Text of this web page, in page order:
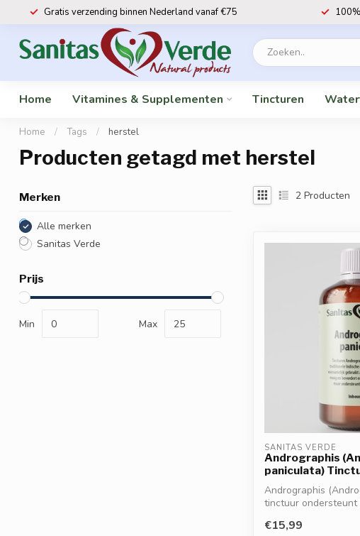
Gratis verzending binnen Nederland vanaf €75
Home Vitamines & Supplementen Tincturen
Home / Tags / herstel
Producten getagd met herstel
Merken
Alle merken
Sanitas Verde
Prijs
Min Max
2 Producten
SANITAS VERDE
Andrographis
paniculata)
Andrographis
tinctuur
€15,99